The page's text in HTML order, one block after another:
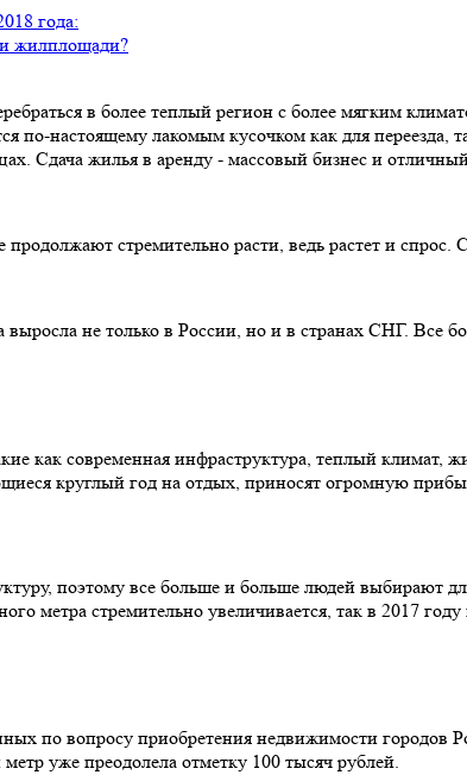
года:
жилплощади?
в более теплый регион с более мягким
настоящему лакомым кусочком как для переезда,
Сдача жилья в аренду - массовый бизнес и
стремительно расти, ведь растет и
выросла не только в России, но и в странах СНГ. Все
как современная инфраструктура, теплый климат,
круглый год на отдых, приносят огромную
поэтому все больше и больше людей выбирают
метра стремительно увеличивается, так в 2017
по вопросу приобретения недвижимости городов
уже преодолела отметку 100 тысяч рублей.